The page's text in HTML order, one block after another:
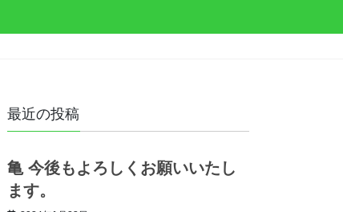
最近の投稿
亀 今後もよろしくお願いいたし
ます。